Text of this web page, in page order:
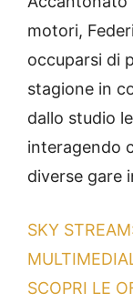
motori,
occuparsi di
stagione in
dallo studio
interagendo
diverse gare
SKY
SCOPRI LE